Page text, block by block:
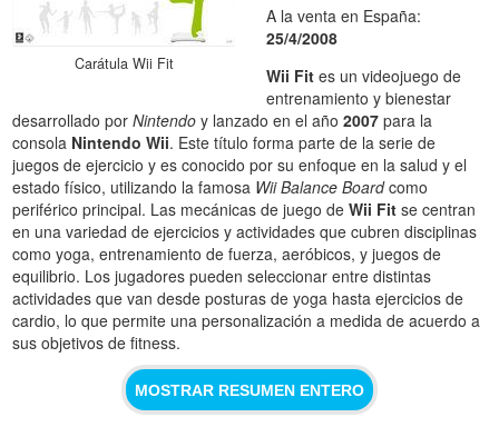
Carátula Wii Fit
A la venta en España:
25/4/2008
Wii Fit es un videojuego de
entrenamiento y bienestar
desarrollado porNintendo y lanzado en el año2007 para la
consola Nintendo Wii. Este título forma parte de la serie de
juegos de ejercicio y es conocido por su enfoque en la salud y el
estado físico, utilizando la famosa Wii Balance Boardcomo
periférico principal. Las mecánicas de juego deWii Fit se centran
en una variedad de ejercicios y actividades que cubren disciplinas
como yoga, entrenamiento de fuerza, aeróbicos, y juegos de
equilibrio. Los jugadores pueden seleccionar entre distintas
actividades que van desde posturas de yoga hasta ejercicios de
cardio, lo que permite una personalización a medida de acuerdo a
sus objetivos de fitness.
MOSTRAR RESUMEN ENTERO